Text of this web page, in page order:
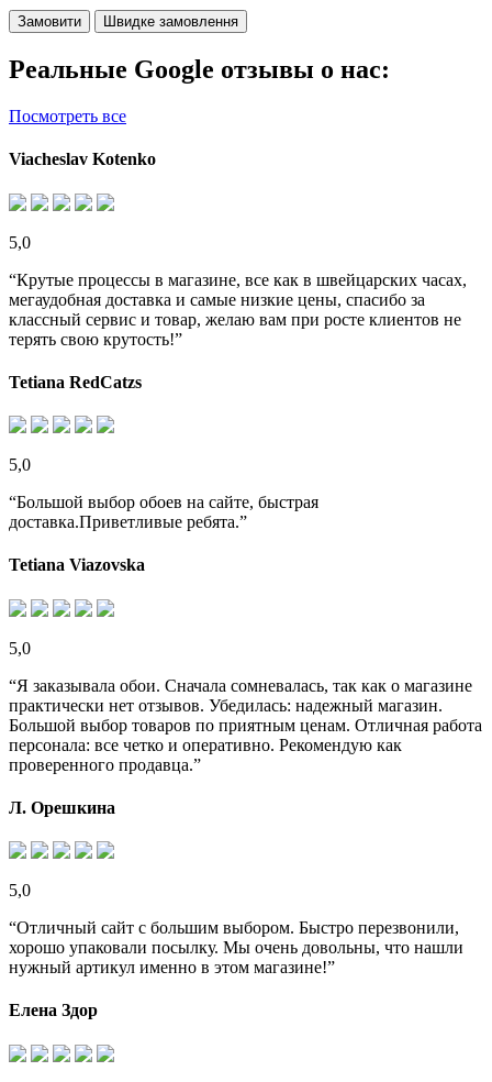
Замовити Швидке замовлення
Реальные Google отзывы о нас:
Посмотреть все
Viacheslav Kotenko
5,0
“Крутые процессы в магазине, все как в швейцарских часах,
мегаудобная доставка и самые низкие цены, спасибо за
классный сервис и товар, желаю вам при росте клиентов не
терять свою крутость!”
Tetiana RedCatzs
5,0
“Большой выбор обоев на сайте, быстрая
доставка.Приветливые ребята.”
Tetiana Viazovska
5,0
“Я заказывала обои. Сначала сомневалась, так как о магазине
практически нет отзывов. Убедилась: надежный магазин.
Большой выбор товаров по приятным ценам. Отличная работа
персонала: все четко и оперативно. Рекомендую как
проверенного продавца.”
Л. Орешкина
5,0
“Отличный сайт с большим выбором. Быстро перезвонили,
хорошо упаковали посылку. Мы очень довольны, что нашли
нужный артикул именно в этом магазине!”
Елена Здор